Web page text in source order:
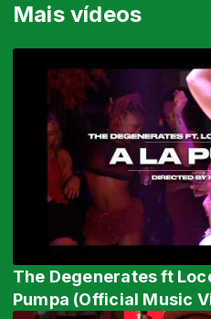
Mais vídeos
The Degenerates ft
Pumpa (Official Music